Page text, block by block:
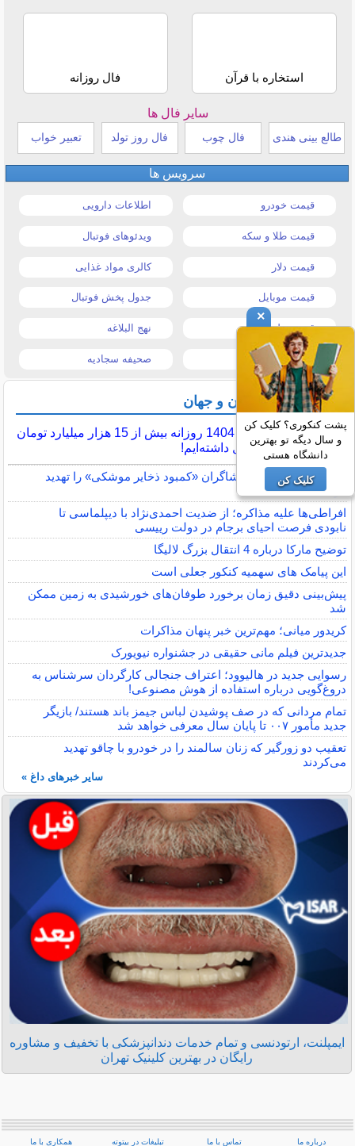
استخاره با قرآن فال روزانه
سایر فال ها
طالع بینی هندی فال چوب فال روز تولد تعبیر خواب
سرویس ها
قیمت خودرو اطلاعات دارویی
قیمت طلا و سکه ویدئوهای فوتبال
قیمت دلار کالری مواد غذایی
قیمت موبایل جدول پخش فوتبال
قیمت تبلت نهج البلاغه
تیتر روزنامه ها صحیفه سجادیه
آخرین اخبار ایران و جهان
در سال 1404 روزانه بیش از 15 هزار میلیارد تومان
خلق پول داشته‌ایم!
رئیس جمهور آمریکا افشاگران «کمبود ذخایر موشکی» را تهدید
افراطی‌ها علیه مذاکره؛ از ضدیت احمدی‌نژاد با دیپلماسی تا
نابودی فرصت احیای برجام در دولت رییسی
توضیح مارکا درباره 4 انتقال بزرگ لالیگا
این پیامک های سهمیه کنکور جعلی است
پیش‌بینی دقیق زمان برخورد طوفان‌های خورشیدی به زمین ممکن
شد
کریدور میانی؛ مهم‌ترین خبر پنهان مذاکرات
جدیدترین فیلم مانی حقیقی در جشنواره نیویورک
رسوایی جدید در هالیوود؛ اعتراف جنجالی کارگردان سرشناس به
دروغ‌گویی درباره استفاده از هوش مصنوعی!
تمام مردانی که در صف پوشیدن لباس جیمز باند هستند/ بازیگر
جدید مأمور ۰۰۷ تا پایان سال معرفی خواهد شد
تعقیب دو زورگیر که زنان سالمند را در خودرو با چاقو تهدید
می‌کردند
سایر خبرهای داغ »
ایمپلنت، ارتودنسی و تمام خدمات دندانپزشکی با تخفیف و مشاوره
رایگان در بهترین کلینیک تهران
×
پشت کنکوری؟ کلیک کن
و سال دیگه تو بهترین
دانشگاه هستی
کلیک کن
درباره ما تماس با ما تبلیغات در بیتوته همکاری با ما